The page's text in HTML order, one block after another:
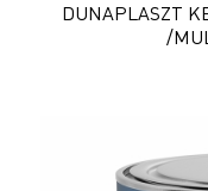
DUNAPLASZT
/